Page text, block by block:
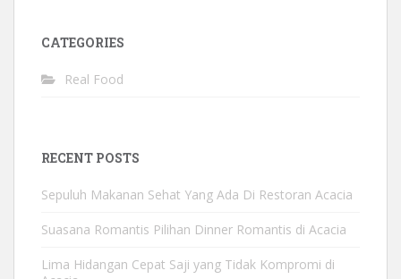
CATEGORIES
Real Food
RECENT POSTS
Sepuluh Makanan Sehat Yang Ada Di Restoran Acacia
Suasana Romantis Pilihan Dinner Romantis di Acacia
Lima Hidangan Cepat Saji yang Tidak Kompromi di